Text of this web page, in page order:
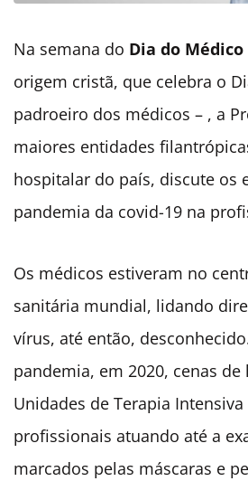
Na semana do Dia do Médico
origem cristã, que celebra o
padroeiro dos médicos – , a
maiores entidades
hospitalar do país, discute os
pandemia da covid-19 na
Os médicos estiveram no
sanitária mundial, lidando
vírus, até então,
pandemia, em 2020, cenas
Unidades de Terapia Intensiva
profissionais atuando até a
marcados pelas máscaras e